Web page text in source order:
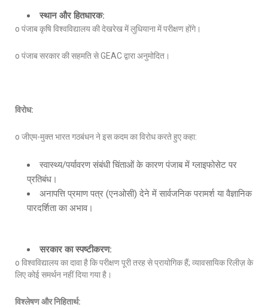
स्थान और हितधारक:
o पंजाब कृषि विश्वविद्यालय की देखरेख में लुधियाना में परीक्षण होंगे।
o पंजाब सरकार की सहमति से GEAC द्वारा अनुमोदित।
विरोध:
o जीएम-मुक्त भारत गठबंधन ने इस कदम का विरोध करते हुए कहा:
स्वास्थ्य/पर्यावरण संबंधी चिंताओं के कारण पंजाब में ग्लाइफोसेट पर
प्रतिबंध।
अनापत्ति प्रमाण पत्र (एनओसी) देने में सार्वजनिक परामर्श या वैज्ञानिक
पारदर्शिता का अभाव।
सरकार का स्पष्टीकरण:
o विश्वविद्यालय का दावा है कि परीक्षण पूरी तरह से प्रायोगिक हैं; व्यावसायिक रिलीज़ के
लिए कोई समर्थन नहीं दिया गया है।
विश्लेषण और निहितार्थ: